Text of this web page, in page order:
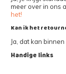
meer over in ons
het!
Kan ik het
Ja, dat kan
Handige links